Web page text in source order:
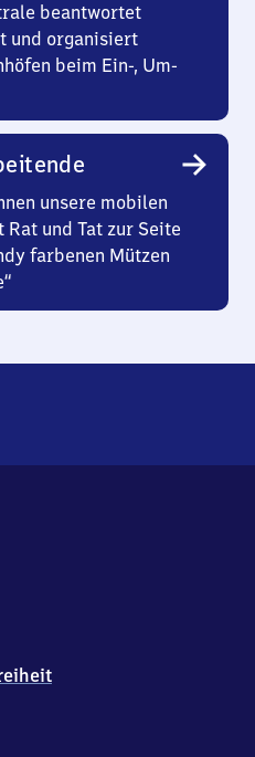
beantwortet
und organisiert
beim Ein-, Um-
unsere mobilen
und Tat zur Seite
farbenen Mützen